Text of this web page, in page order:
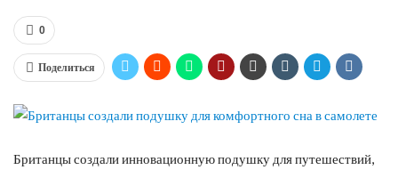
0
Поделиться
​Британцы создали инновационную подушку для путешествий,